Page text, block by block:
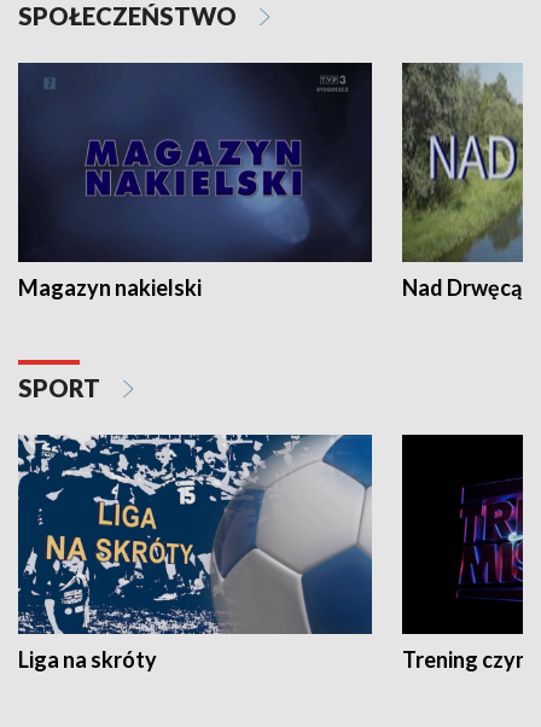
SPOŁECZEŃSTWO
Magazyn nakielski Nad Drwęcą
SPORT
Liga na skróty Trening czyni